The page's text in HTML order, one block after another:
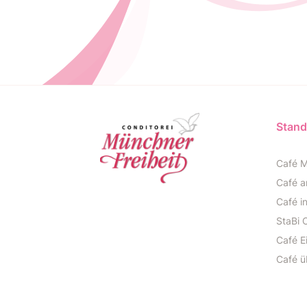
Café
Café
Café
StaBi
Café
Café